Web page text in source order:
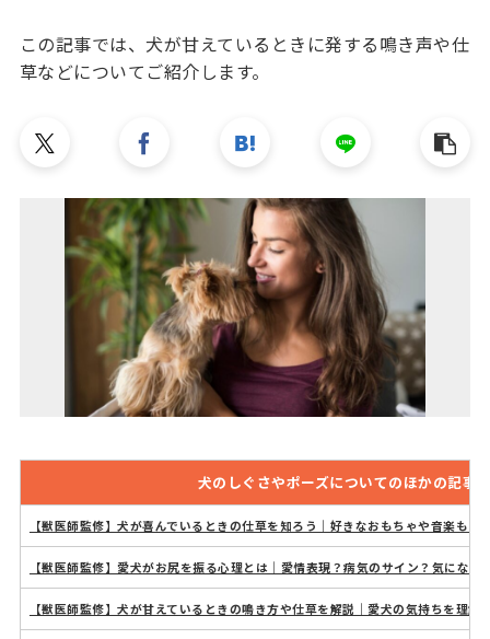
この記事では、犬が甘えているときに発する鳴き声や仕
草などについてご紹介します。
犬のしぐさやポーズについてのほかの記事
【獣医師監修】犬が喜んでいるときの仕草を知ろう｜好きなおもちゃや音楽もあ
【獣医師監修】愛犬がお尻を振る心理とは｜愛情表現？病気のサイン？気になる
【獣医師監修】犬が甘えているときの鳴き方や仕草を解説｜愛犬の気持ちを理解